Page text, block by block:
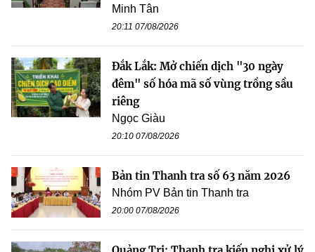
Minh Tân
20:11 07/08/2026
Đắk Lắk: Mở chiến dịch "30 ngày
đêm" số hóa mã số vùng trồng sầu
riêng
Ngọc Giàu
20:10 07/08/2026
Bản tin Thanh tra số 63 năm 2026
Nhóm PV Bản tin Thanh tra
20:00 07/08/2026